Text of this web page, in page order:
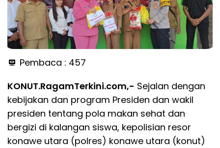
Pembaca : 457
KONUT.RagamTerkini.com,- Sejalan dengan
kebijakan dan program Presiden dan wakil
presiden tentang pola makan sehat dan
bergizi di kalangan siswa, kepolisian resor
konawe utara (polres) konawe utara (konut)